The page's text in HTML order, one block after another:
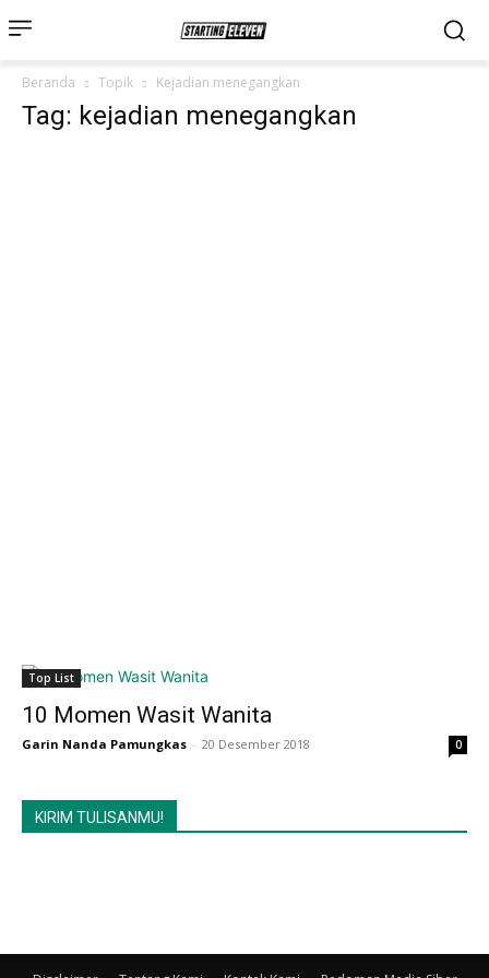
Beranda Topik Kejadian menegangkan
Tag: kejadian menegangkan
Top List
10 Momen Wasit Wanita
Garin Nanda Pamungkas - 20 Desember 2018 0
KIRIM TULISANMU!